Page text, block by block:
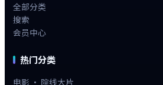
全部分类
搜索
会员中心
热门分类
电影 · 院线大片